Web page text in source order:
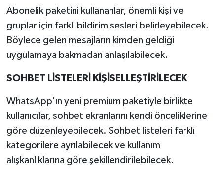
Abonelik paketini kullananlar, önemli kişi ve
gruplar için farklı bildirim sesleri belirleyebilecek.
Böylece gelen mesajların kimden geldiği
uygulamaya bakmadan anlaşılabilecek.
SOHBET LİSTELERİ KİŞİSELLEŞTİRİLECEK
WhatsApp'ın yeni premium paketiyle birlikte
kullanıcılar, sohbet ekranlarını kendi önceliklerine
göre düzenleyebilecek. Sohbet listeleri farklı
kategorilere ayrılabilecek ve kullanım
alışkanlıklarına göre şekillendirilebilecek.